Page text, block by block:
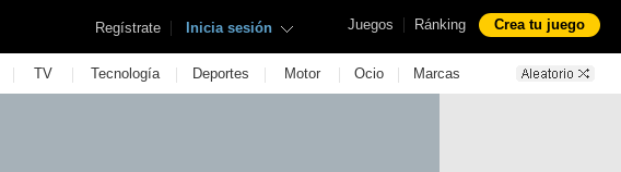
Juegos | Ránking Crea tu juego
Regístrate | Inicia sesión
| TV | Tecnología | Deportes | Motor | Ocio | Marcas